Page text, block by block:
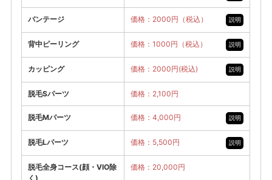
バンテージ 説明
価格：2000円（税込）
背中ピーリング 説明
価格：1000円（税込）
カッピング 説明
価格：2000円(税込)
脱毛Sパーツ 価格：2,100円
脱毛Mパーツ 説明
価格：4,000円
脱毛Lパーツ 説明
価格：5,500円
脱毛全身コース(顔・VIO除
く)
価格：20,000円